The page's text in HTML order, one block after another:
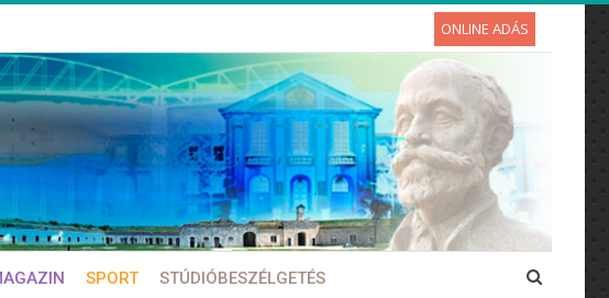
ONLINE ADÁS
SPORT STÚDIÓBESZÉLGETÉS